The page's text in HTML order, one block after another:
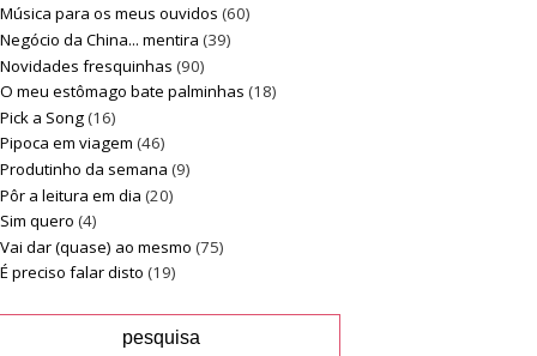
Música para os meus ouvidos (60)
Negócio da China... mentira (39)
Novidades fresquinhas (90)
O meu estômago bate palminhas (18)
Pick a Song(16)
Pipoca em viagem (46)
Produtinho da semana (9)
Pôr a leitura em dia (20)
Sim quero (4)
Vai dar (quase) ao mesmo (75)
É preciso falar disto (19)